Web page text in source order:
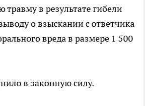
травму в результате гибели
о взыскании с ответчика
вреда в размере 1 500
в законную силу.